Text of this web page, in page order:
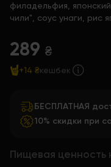
филадельфия,
чили", соус унаги, рис
289 ₴
+14 ₴кешбек
БЕСПЛАТНАЯ
10% скидки при
Пищевая ценность